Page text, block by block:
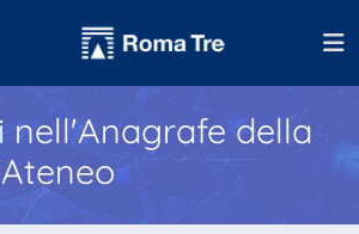
nell'Anagrafe della